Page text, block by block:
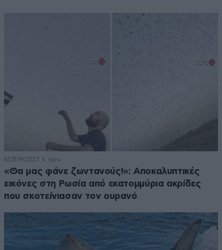
ΚΟΣΜΟΣ37 λ. πριν
«Θα μας φάνε ζωντανούς!»: Αποκαλυπτικές
εικόνες στη Ρωσία από εκατομμύρια ακρίδες
που σκοτείνιασαν τον ουρανό